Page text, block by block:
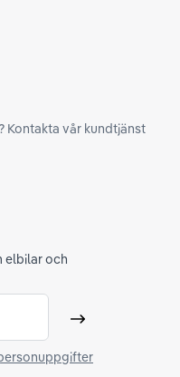
Kontakta vår kundtjänst
elbilar och
Skicka